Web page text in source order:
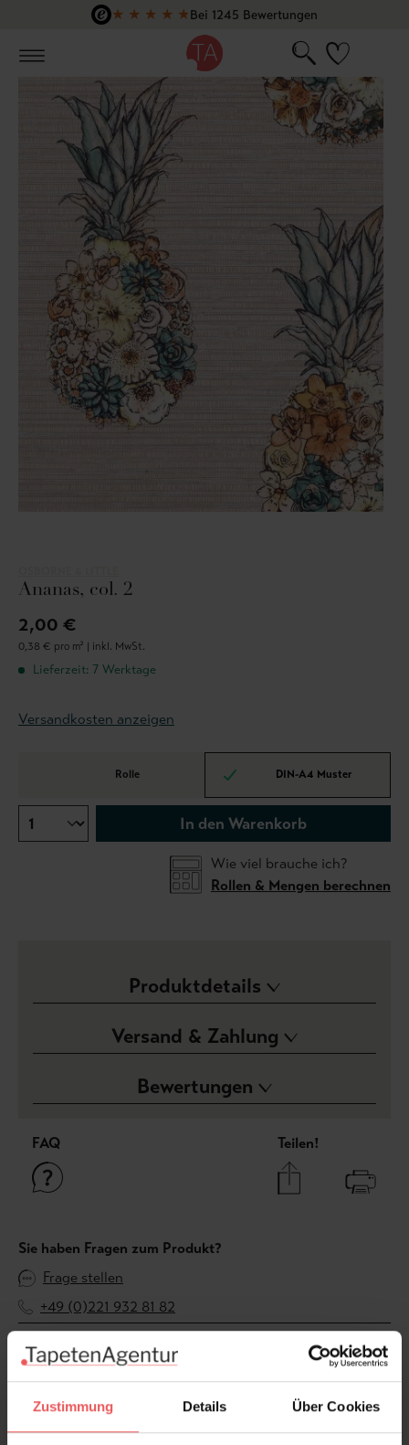
Zustimmung Details Über Cookies
Zum Hauptinhalt springen
★ ★ ★ ★ ★Bei 1245 Bewertungen
Ananas, col. 2
2,00 €
0,38 € pro m² | inkl. MwSt.
Lieferzeit: 7 Werktage
Versandkosten anzeigen
Rolle DIN-A4 Muster
In den Warenkorb
Wie viel brauche ich?
Rollen & Mengen berechnen
Produktdetails
Versand & Zahlung
Bewertungen
FAQ Teilen!
Sie haben Fragen zum Produkt?
Frage stellen
+49 (0)221 932 81 82
Produktgalerie überspringen
Varianten